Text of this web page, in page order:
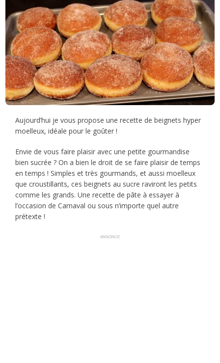
Aujourd’hui je vous propose une recette de beignets hyper
moelleux, idéale pour le goûter !
Envie de vous faire plaisir avec une petite gourmandise
bien sucrée ? On a bien le droit de se faire plaisir de temps
en temps ! Simples et très gourmands, et aussi moelleux
que croustillants, ces beignets au sucre raviront les petits
comme les grands. Une recette de pâte à essayer à
l’occasion de Carnaval ou sous n’importe quel autre
prétexte !
ANNONCE